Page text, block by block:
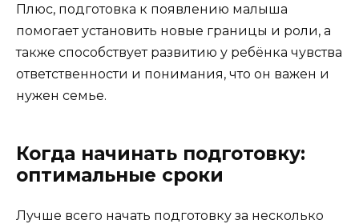
Плюс, подготовка к появлению малыша
помогает установить новые границы и роли, а
также способствует развитию у ребёнка чувства
ответственности и понимания, что он важен и
нужен семье.
Когда начинать подготовку:
оптимальные сроки
Лучше всего начать подготовку за несколько